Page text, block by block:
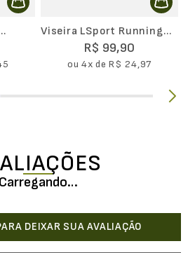
Viseira LSport Running
R$ 99,90
ou4x deR$ 24,97
Carregando…